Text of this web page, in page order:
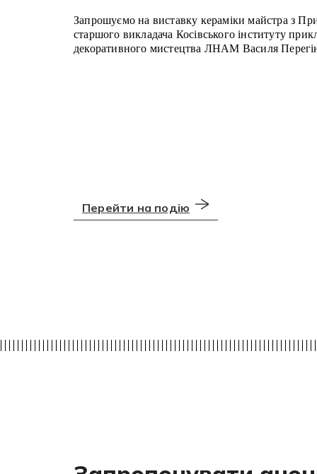
Запрошуємо на виставку кераміки майстра з
старшого викладача Косівського інституту
декоративного мистецтва ЛНАМ Василя
Перейти на подію